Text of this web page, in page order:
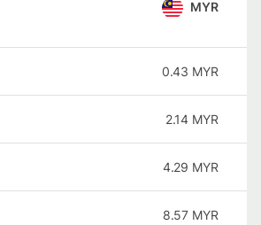
MYR
0.43 MYR
2.14 MYR
4.29 MYR
8.57 MYR